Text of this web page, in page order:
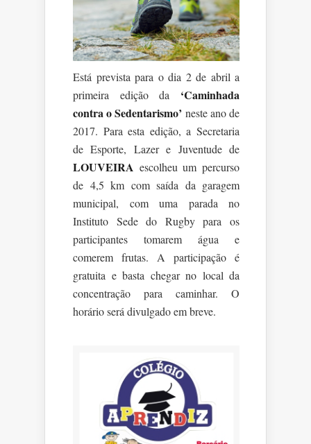
Está prevista para o dia 2 de abril a
primeira edição da ‘Caminhada
contra o Sedentarismo’ neste ano de
2017. Para esta edição, a Secretaria
de Esporte, Lazer e Juventude de
LOUVEIRA escolheu um percurso
de 4,5 km com saída da garagem
municipal, com uma parada no
Instituto Sede do Rugby para os
participantes tomarem água e
comerem frutas. A participação é
gratuita e basta chegar no local da
concentração para caminhar. O
horário será divulgado em breve.